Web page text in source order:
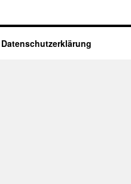
Datenschutzerklärung